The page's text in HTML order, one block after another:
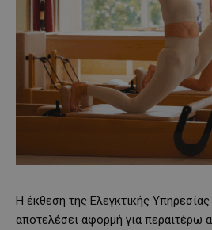
Η έκθεση της Ελεγκτικής
αποτελέσει αφορμή για περαιτέρω